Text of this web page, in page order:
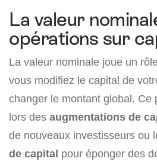
La valeur
opérations sur
La valeur nominale joue un
vous modifiez le capital de
changer le montant global. Ce
lors des augmentations de
de nouveaux investisseurs ou
de capital pour éponger des